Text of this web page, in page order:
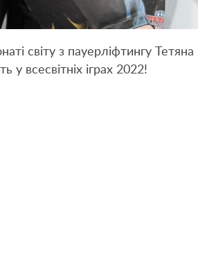
світу з пауерліфтингу
у всесвітніх іграх 2022!